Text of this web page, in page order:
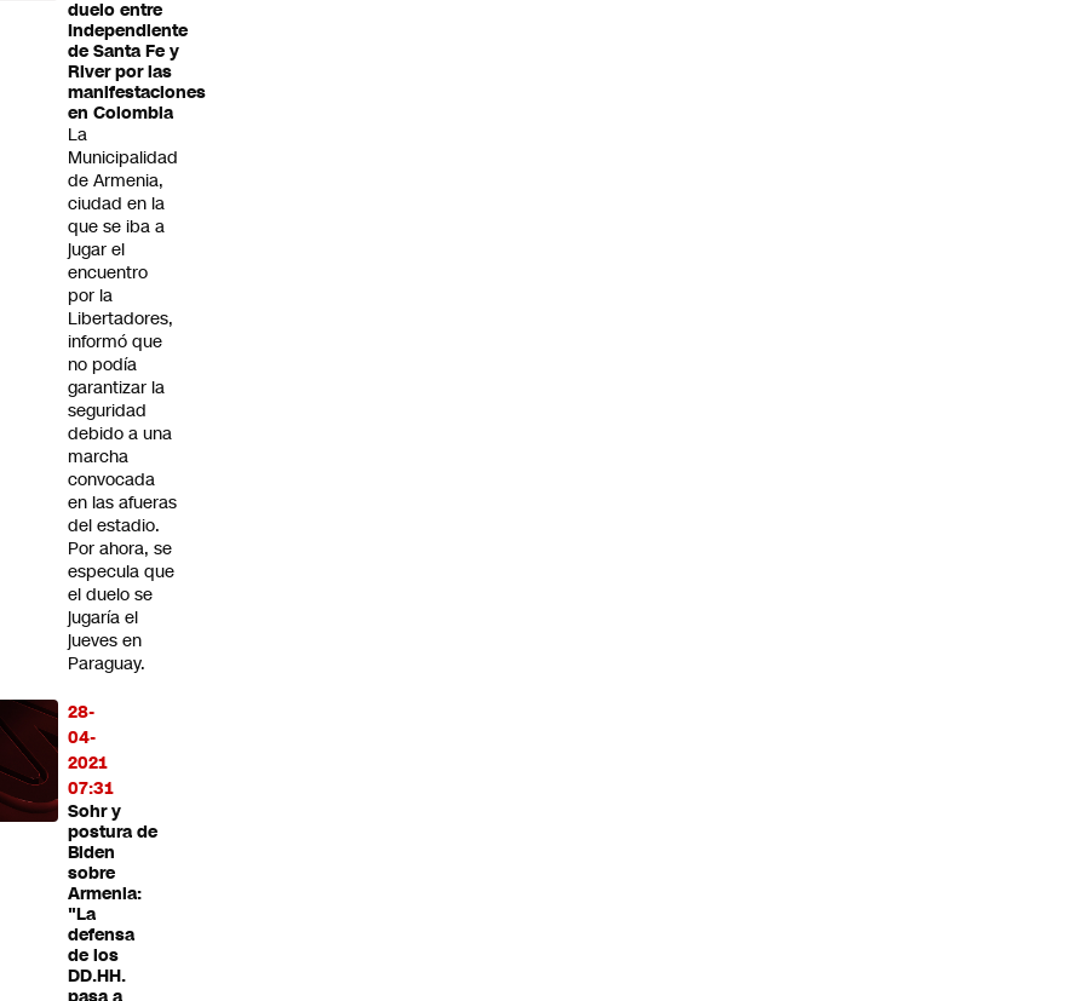
duelo entre
Independiente
de Santa Fe y
River por las
manifestaciones
en Colombia
La
Municipalidad
de Armenia,
ciudad en la
que se iba a
jugar el
encuentro
por la
Libertadores,
informó que
no podía
garantizar la
seguridad
debido a una
marcha
convocada
en las afueras
del estadio.
Por ahora, se
especula que
el duelo se
jugaría el
jueves en
Paraguay.
28-
04-
2021
07:31
Sohr y
postura de
Biden
sobre
Armenia:
"La
defensa
de los
DD.HH.